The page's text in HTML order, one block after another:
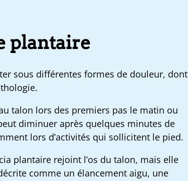
plantaire
sous différentes formes de douleur, dont
talon lors des premiers pas le matin ou
diminuer après quelques minutes de
lors d’activités qui sollicitent le pied.
plantaire rejoint l’os du talon, mais elle
comme un élancement aigu, une